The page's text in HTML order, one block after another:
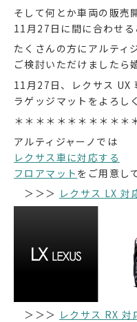
そして何とか車両の販売
11月27日に間に合わせる
たくさんの方にアルティ
ご検討いただけましたら
11月27日、レクサス UX
ラゲッジマットをよろし
＊＊＊＊＊＊＊＊＊＊＊
アルティジャーノでは
レクサス車に対応する
フロアマット をご用意し
＞＞＞ レクサス LX 対
＞＞＞ レクサス RX 対